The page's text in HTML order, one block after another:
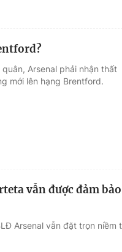
Arsenal phải nhận thất
mới lên hạng Brentford.
vẫn được đảm bảo
Arsenal vẫn đặt trọn niềm